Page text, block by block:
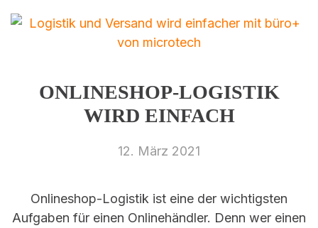
ONLINESHOP-LOGISTIK
WIRD EINFACH
12. März 2021
Onlineshop-Logistik ist eine der wichtigsten
Aufgaben für einen Onlinehändler. Denn wer einen